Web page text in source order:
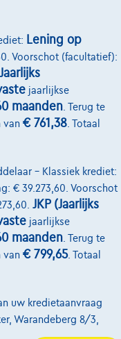
Lening op
Voorschot (facultatief):
jaarlijkse
maanden. Terug te
van € 761,38. Totaal
– Klassiek krediet:
€ 39.273,60. Voorschot
JKP (Jaarlijks
jaarlijkse
maanden. Terug te
van € 799,65. Totaal
uw kredietaanvraag
Warandeberg 8/3,
Brussel. Adverteerder: